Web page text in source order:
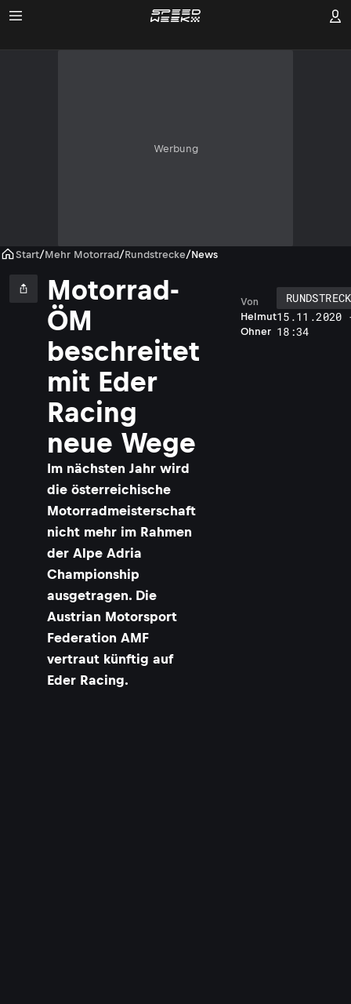
Werbung
Start/Mehr Motorrad/Rundstrecke/News
Motorrad-
ÖM
beschreitet
mit Eder
Racing
neue Wege
Im nächsten Jahr wird
die österreichische
Motorradmeisterschaft
nicht mehr im Rahmen
der Alpe Adria
Championship
ausgetragen. Die
Austrian Motorsport
Federation AMF
vertraut künftig auf
Eder Racing.
Helmut
Ohner
Von
15.11.2020
18:34